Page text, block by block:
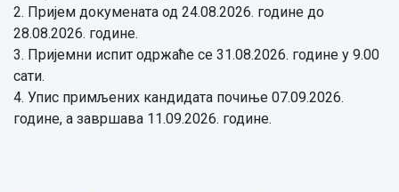
2. Пријем докумената од 24.08.2026. године до
28.08.2026. године.
3. Пријемни испит одржаће се 31.08.2026. године у 9.00
сати.
4. Упис примљених кандидата почиње 07.09.2026.
године, а завршава 11.09.2026. године.